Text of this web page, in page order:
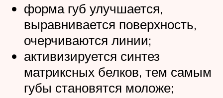
форма губ улучшается,
выравнивается поверхность,
очерчиваются линии;
активизируется синтез
матриксных белков, тем самым
губы становятся моложе;